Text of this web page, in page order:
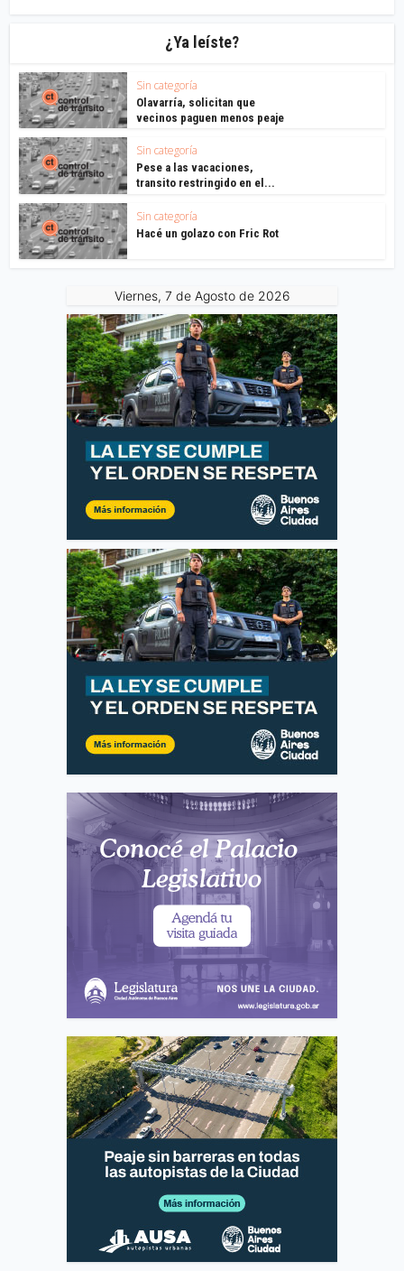
¿Ya leíste?
Sin categoría
Olavarría, solicitan que
vecinos paguen menos peaje
Sin categoría
Pese a las vacaciones,
transito restringido en el...
Sin categoría
Hacé un golazo con Fric Rot
Viernes, 7 de Agosto de 2026